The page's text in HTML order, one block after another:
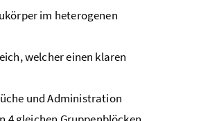
im heterogenen
welcher einen klaren
und Administration